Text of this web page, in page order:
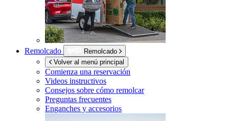
Remolcado
Remolcado
Volver al menú principal
Comienza una reservación
Videos instructivos
Consejos sobre cómo remolcar
Preguntas frecuentes
Enganches y accesorios